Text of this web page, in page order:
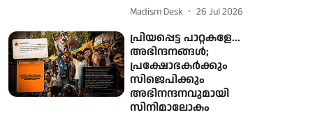
Madism Desk 26 Jul 2026
പ്രിയപ്പെട്ട പാറ്റകളേ...
അഭിന്ദനങ്ങൾ;
പ്രക്ഷോഭകർക്കും
സിജെപിക്കും
അഭിനന്ദനവുമായി
സിനിമാലോകം